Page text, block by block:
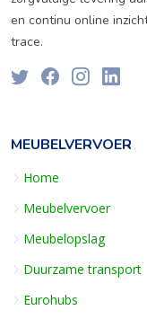
en continu online
trace.
MEUBELVERVOER
Home
Meubelvervoer
Meubelopslag
Duurzame transport
Eurohubs